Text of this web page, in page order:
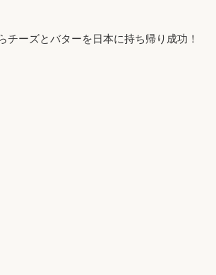
チーズとバターを日本に持ち帰り成功！